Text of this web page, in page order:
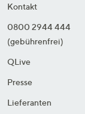
Kontakt
0800 2944 444
(gebührenfrei)
QLive
Presse
Lieferanten